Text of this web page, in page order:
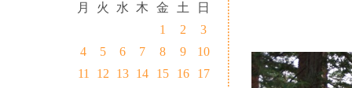
月
火 水 木 金 土 日
1 2
3
4
5 6 7 8 9
10
11
12 13 14 15 16
17